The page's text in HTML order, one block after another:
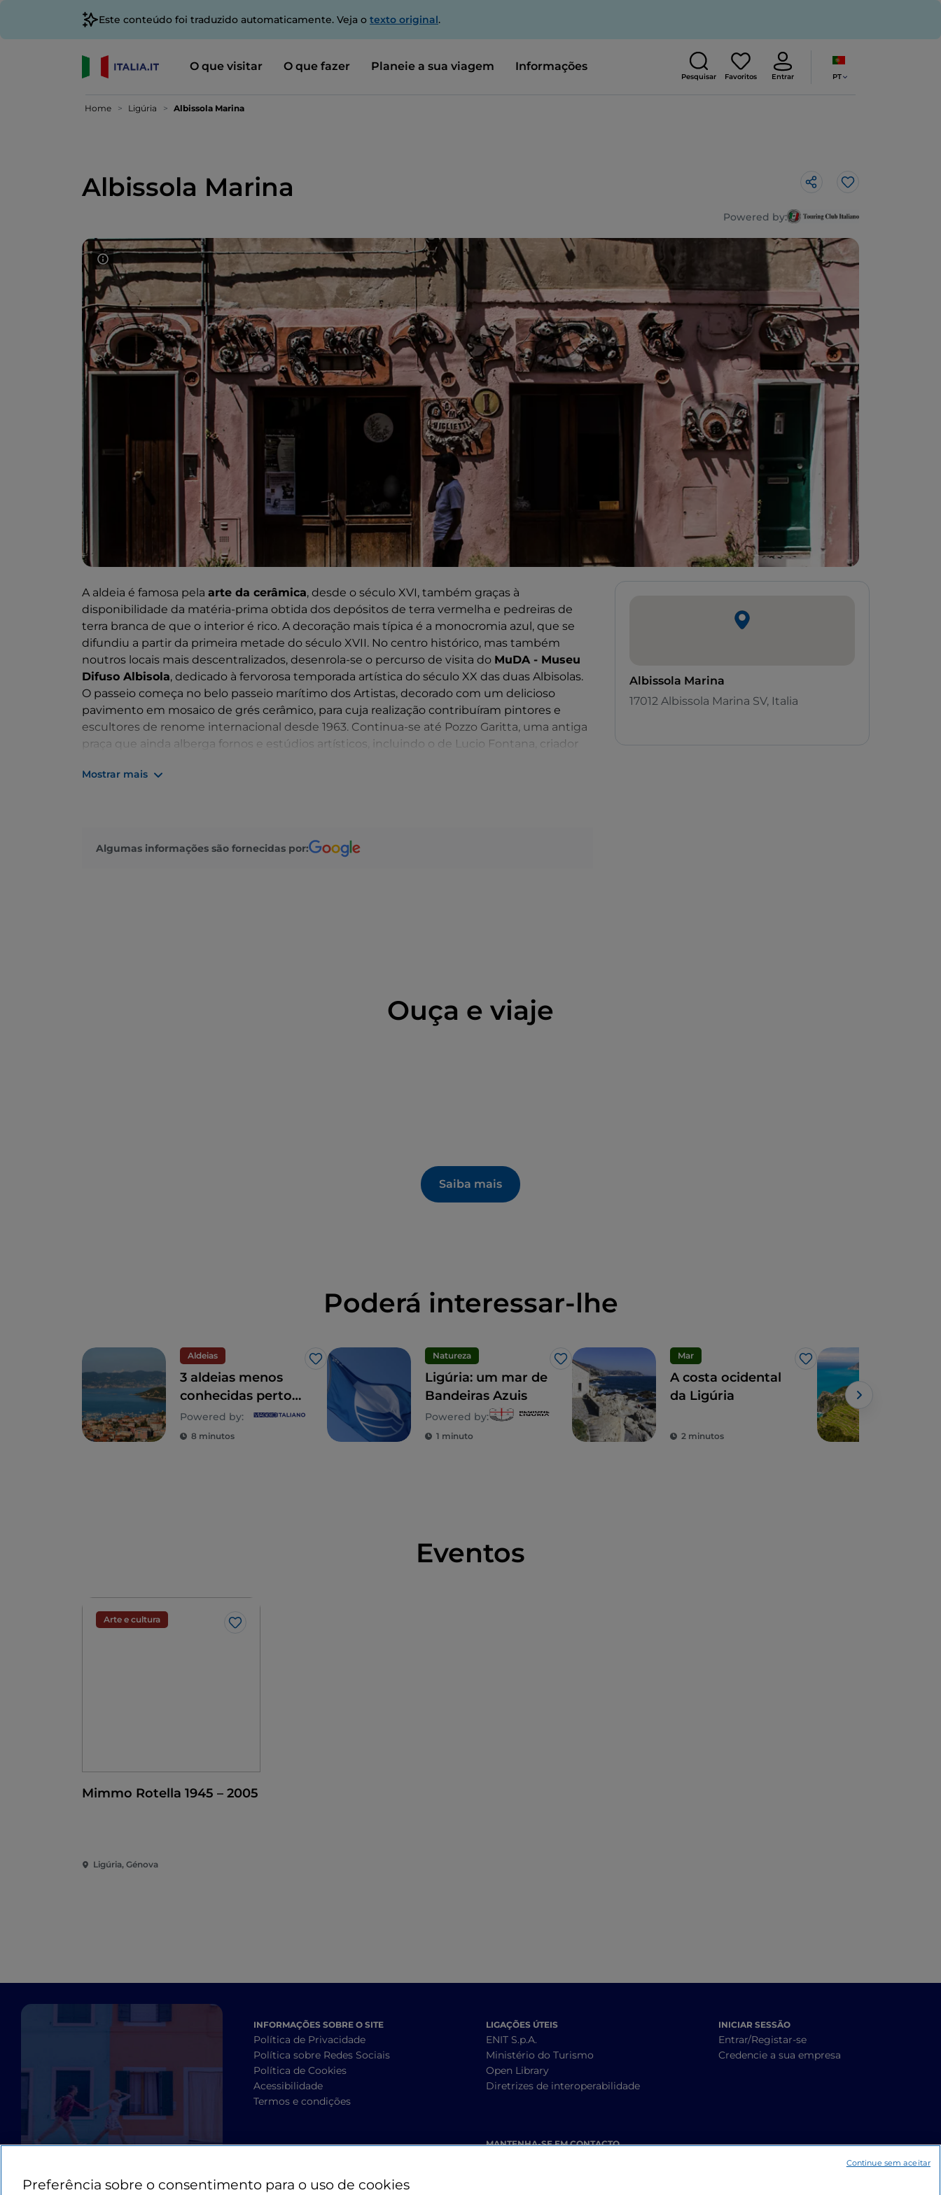
Este conteúdo foi traduzido automaticamente. Veja o texto original.
O que visitar O que fazer Planeie a sua viagem Informações
Pesquisar Favoritos Entrar PT
Home Ligúria Albissola Marina
Albissola Marina Gosto
Powered by:
A aldeia é famosa pela arte da cerâmica, desde o século XVI, também graças à
disponibilidade da matéria-prima obtida dos depósitos de terra vermelha e pedreiras de
terra branca de que o interior é rico. A decoração mais típica é a monocromia azul, que se
difundiu a partir da primeira metade do século XVII. No centro histórico, mas também
noutros locais mais descentralizados, desenrola-se o percurso de visita do MuDA - Museu
Difuso Albisola, dedicado à fervorosa temporada artística do século XX das duas Albisolas.
O passeio começa no belo passeio marítimo dos Artistas, decorado com um delicioso
pavimento em mosaico de grés cerâmico, para cuja realização contribuíram pintores e
escultores de renome internacional desde 1963. Continua-se até Pozzo Garitta, uma antiga
praça que ainda alberga fornos e estúdios artísticos, incluindo o de Lucio Fontana, criador
ativa desde o início do século XVII até 1982: hoje requalificada como espaço expositivo,
que as personalidades individuais contribuem para um único grande caleidoscópio de
Centro de Exposições MuDA
Também no centro histórico, a igreja composta de Nossa Senhora da Concórdia, precedida
por uma deliciosa praça com pavimento empedrado moderno, preserva um caixão
Mostrar mais
Algumas informações são fornecidas por:
Albissola Marina
17012 Albissola Marina SV, Italia
Ouça e viaje
Saiba mais
Poderá interessar-lhe
Aldeias
Gosto
3 aldeias menos
conhecidas perto
de Cinque Terre, na
Ligúria do Levante
Powered by:
8 minutos
Natureza
Gosto
Ligúria: um mar de
Bandeiras Azuis
Powered by:
1 minuto
Mar
Gosto
A costa ocidental
da Ligúria
2 minutos
Eventos
Arte e cultura
Gosto
Mimmo Rotella 1945 – 2005
Ligúria, Génova
INFORMAÇÕES SOBRE O SITE
Política de Privacidade
Política sobre Redes Sociais
Política de Cookies
Acessibilidade
Termos e condições
LIGAÇÕES ÚTEIS
ENIT S.p.A.
Ministério do Turismo
Open Library
Diretrizes de interoperabilidade
MANTENHA-SE EM CONTACTO
INICIAR SESSÃO
Entrar/Registar-se
Credencie a sua empresa
Preferência sobre o consentimento para o uso de cookies
Continue sem aceitar